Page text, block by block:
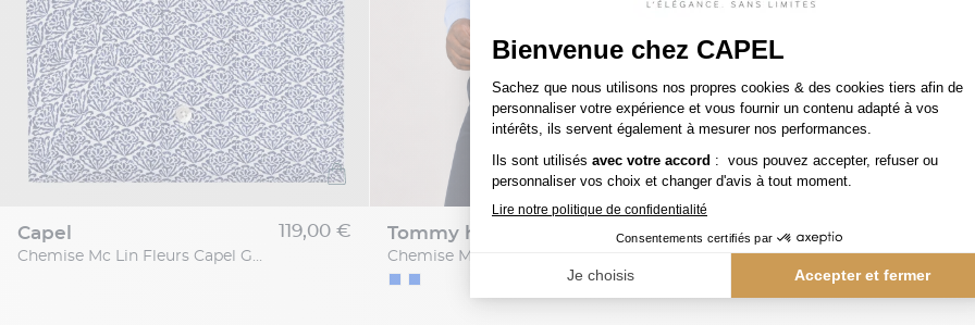
capel
Chemise Mc Lin Fleurs Capel Grande Taille
119,00 € tommy hilfiger 119,00 € tommy hilfiger